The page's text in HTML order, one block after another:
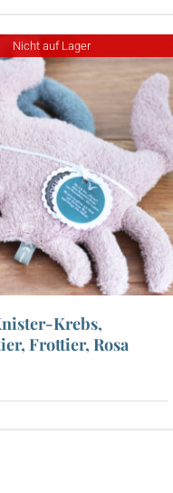
Nicht auf Lager
Krebs,
Frottier, Rosa